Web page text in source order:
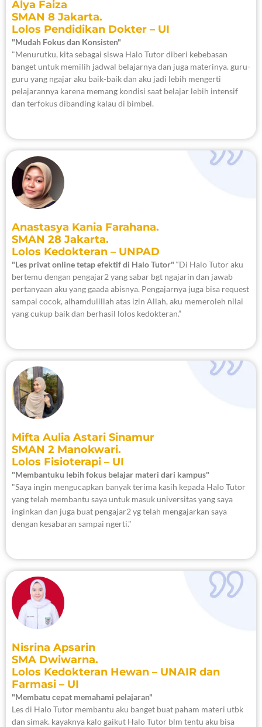
Alya Faiza
SMAN 8 Jakarta.
Lolos Pendidikan Dokter – UI
"Mudah Fokus dan Konsisten"
"Menurutku, kita sebagai siswa Halo Tutor diberi kebebasan
banget untuk memilih jadwal belajarnya dan juga materinya. guru-
guru yang ngajar aku baik-baik dan aku jadi lebih mengerti
pelajarannya karena memang kondisi saat belajar lebih intensif
dan terfokus dibanding kalau di bimbel.
Anastasya Kania Farahana.
SMAN 28 Jakarta.
Lolos Kedokteran – UNPAD
"Les privat online tetap efektif di Halo Tutor" “Di Halo Tutor aku
bertemu dengan pengajar2 yang sabar bgt ngajarin dan jawab
pertanyaan aku yang gaada abisnya. Pengajarnya juga bisa request
sampai cocok, alhamdulillah atas izin Allah, aku memeroleh nilai
yang cukup baik dan berhasil lolos kedokteran.”
Mifta Aulia Astari Sinamur
SMAN 2 Manokwari.
Lolos Fisioterapi – UI
"Membantuku lebih fokus belajar materi dari kampus"
"Saya ingin mengucapkan banyak terima kasih kepada Halo Tutor
yang telah membantu saya untuk masuk universitas yang saya
inginkan dan juga buat pengajar2 yg telah mengajarkan saya
dengan kesabaran sampai ngerti."
Nisrina Apsarin
SMA Dwiwarna.
Lolos Kedokteran Hewan – UNAIR dan
Farmasi – UI
"Membatu cepat memahami pelajaran"
Les di Halo Tutor membantu aku banget buat paham materi utbk
dan simak. kayaknya kalo gaikut Halo Tutor blm tentu aku bisa